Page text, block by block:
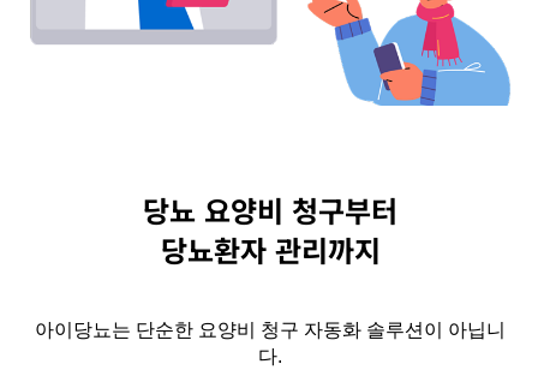
당뇨 요양비 청구부터
당뇨환자 관리까지
아이당뇨는 단순한 요양비 청구 자동화 솔루션이 아닙니
다.